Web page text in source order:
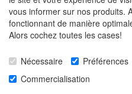
vous informer sur nos produits.
fonctionnant de manière
Alors cochez toutes les cases!
Nécessaire Préférences
Commercialisation